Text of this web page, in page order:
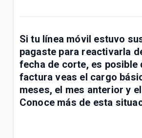
¿Cómo configurar la red 4G
Lo que debes saber para pasarte a
tienes una deuda pendiente en tu
Cómo registrar línea Prepago a tu
actualizar datos de contacto | Móvil
Si tu línea móvil estuvo
pagaste para reactivarla
fecha de corte, es posible
factura veas el cargo
meses, el mes anterior y
Conoce más de esta